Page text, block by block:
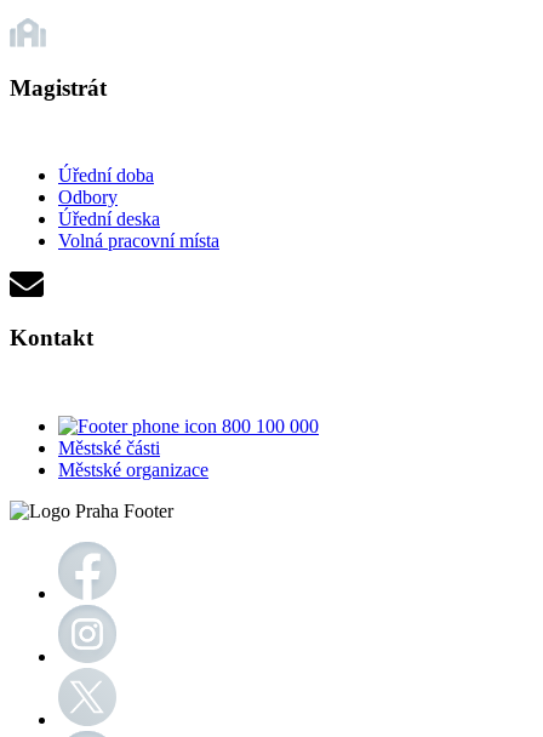
Magistrát
Úřední doba
Odbory
Úřední deska
Volná pracovní místa
Kontakt
800 100 000
Městské části
Městské organizace